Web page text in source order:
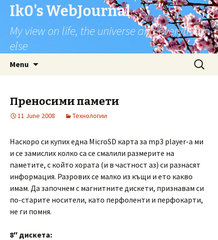
Ik0's WebJournal
My view on life, the universe and everything
else
Menu
Search
for:
Преносими памети
11 June 2008 Технологии
Наскоро си купих една MicroSD карта за mp3 player-а ми
и се замислих колко са се смалили размерите на
паметите, с който хората (и в частност аз) си разнасят
информация. Разрових се малко из къщи и ето какво
имам. Да започнем с магнитните дискети, признавам си
по-старите носители, като перфоленти и перфокарти,
не ги помня.
8″ дискета: